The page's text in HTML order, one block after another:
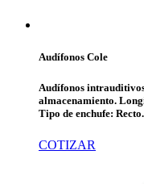
Audífonos Cole
Audífonos
almacenamiento.
Tipo de enchufe: Recto.
COTIZAR